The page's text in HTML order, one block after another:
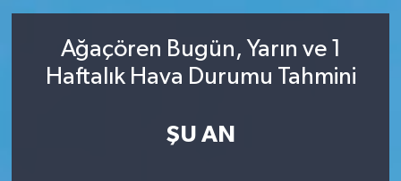
Ağaçören Bugün, Yarın ve 1
Haftalık Hava Durumu Tahmini
ŞU AN
Ekonomi
Son Dakika Haberleri